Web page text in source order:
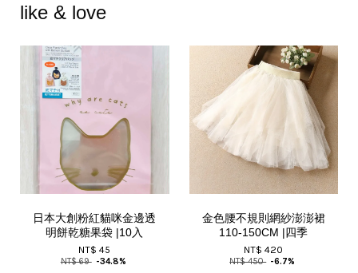
like & love
日本大創粉紅貓咪金邊透
明餅乾糖果袋 |10入
NT$ 45
NT$ 69 -34.8%
金色腰不規則網紗澎澎裙
110-150CM |四季
NT$ 420
NT$ 450 -6.7%